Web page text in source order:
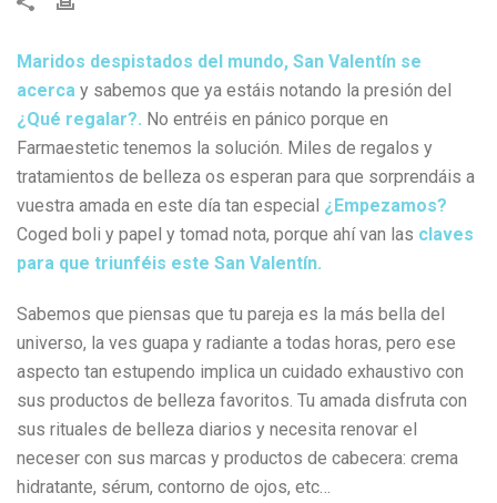
Maridos despistados del mundo, San Valentín se
acerca y sabemos que ya estáis notando la presión del
¿Qué regalar?. No entréis en pánico porque en
Farmaestetic tenemos la solución. Miles de regalos y
tratamientos de belleza os esperan para que sorprendáis a
vuestra amada en este día tan especial ¿Empezamos?
Coged boli y papel y tomad nota, porque ahí van las claves
para que triunféis este San Valentín.
Sabemos que piensas que tu pareja es la más bella del
universo, la ves guapa y radiante a todas horas, pero ese
aspecto tan estupendo implica un cuidado exhaustivo con
sus productos de belleza favoritos. Tu amada disfruta con
sus rituales de belleza diarios y necesita renovar el
neceser con sus marcas y productos de cabecera: crema
hidratante, sérum, contorno de ojos, etc…